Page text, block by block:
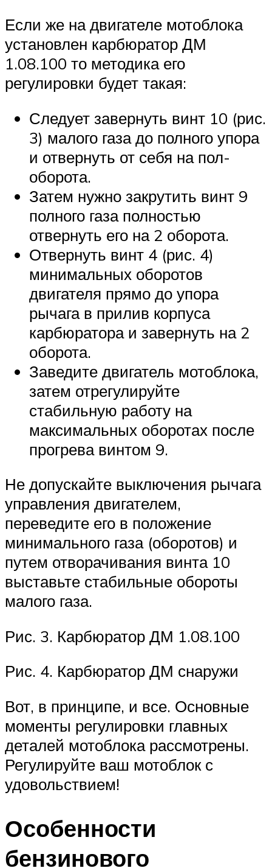
Если же на двигателе мотоблока
установлен карбюратор ДМ
1.08.100 то методика его
регулировки будет такая:
Следует завернуть винт 10 (рис.
3) малого газа до полного упора
и отвернуть от себя на пол-
оборота.
Затем нужно закрутить винт 9
полного газа полностью
отвернуть его на 2 оборота.
Отвернуть винт 4 (рис. 4)
минимальных оборотов
двигателя прямо до упора
рычага в прилив корпуса
карбюратора и завернуть на 2
оборота.
Заведите двигатель мотоблока,
затем отрегулируйте
стабильную работу на
максимальных оборотах после
прогрева винтом 9.
Не допускайте выключения рычага
управления двигателем,
переведите его в положение
минимального газа (оборотов) и
путем отворачивания винта 10
выставьте стабильные обороты
малого газа.
Рис. 3. Карбюратор ДМ 1.08.100
Рис. 4. Карбюратор ДМ снаружи
Вот, в принципе, и все. Основные
моменты регулировки главных
деталей мотоблока рассмотрены.
Регулируйте ваш мотоблок с
удовольствием!
Особенности
бензинового